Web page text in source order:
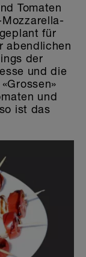
Tomaten
für
abendlichen
der
und die
und
ist das